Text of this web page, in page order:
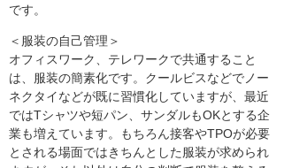
です。
＜服装の自己管理＞
オフィスワーク、テレワークで共通すること
は、服装の簡素化です。クールビスなどでノー
ネクタイなどが既に習慣化していますが、最近
ではTシャツや短パン、サンダルもOKとする企
業も増えています。もちろん接客やTPOが必要
とされる場面ではきちんとした服装が求められ